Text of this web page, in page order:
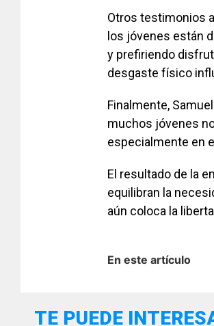
Otros testimonios
los jóvenes están
y prefiriendo
desgaste físico
Finalmente,
muchos jóvenes
especialmente en
El resultado de la
equilibran la
aún coloca la
En este artículo
TE PUEDE